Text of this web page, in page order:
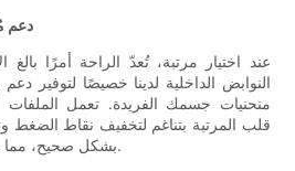
دعم
عند اختيار مرتبة، تُعدّ الراحة أمرًا
النوابض الداخلية لدينا خصيصًا لتوفير
منحنيات جسمك الفريدة. تعمل
قلب المرتبة بتناغم لتخفيف نقاط الضغط
بشكل صحيح، مما يسمح بنوم أكثر راحةً وراحةً.